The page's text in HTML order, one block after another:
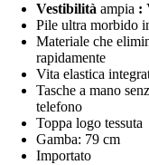
Vestibilità ampia :
Pile ultra morbido
Materiale che
rapidamente
Vita elastica
Tasche a mano
telefono
Toppa logo tessuta
Gamba: 79 cm
Importato